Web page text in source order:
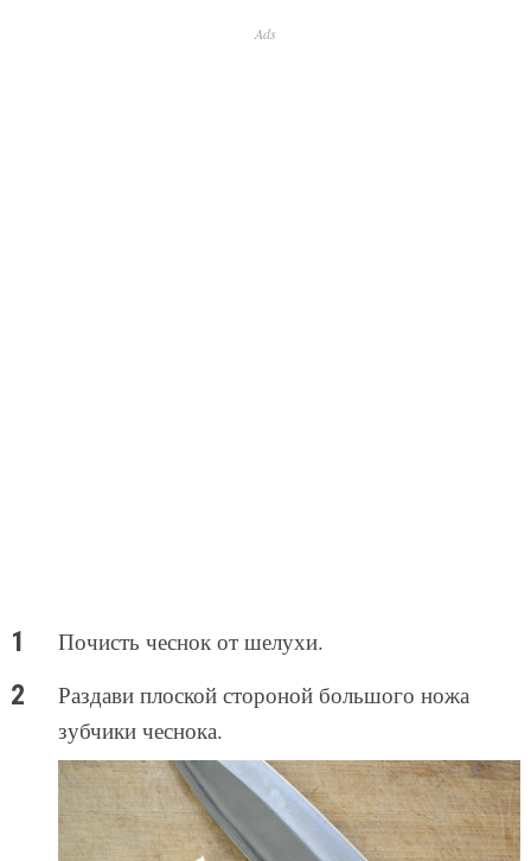
Ads
Почисть чеснок от шелухи.
Раздави плоской стороной большого ножа
зубчики чеснока.